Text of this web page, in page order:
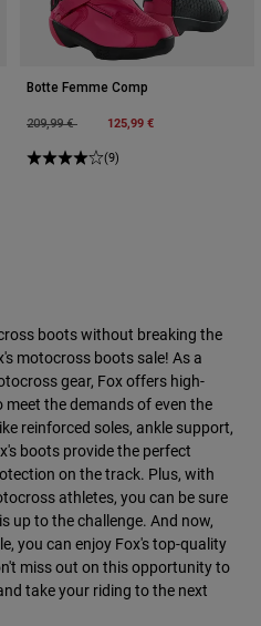
Botte Femme Comp
Price reduced from
209,99 €to 125,99 €
(9)
boots without breaking the
motocross boots sale! As a
gear, Fox offers high-
the demands of even the
reinforced soles, ankle support,
boots provide the perfect
on the track. Plus, with
athletes, you can be sure
up to the challenge. And now,
you can enjoy Fox's top-quality
miss out on this opportunity to
take your riding to the next